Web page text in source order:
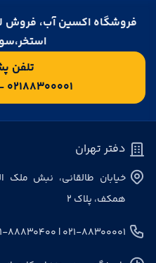
فروشگاه اکسین آب، فروش
تلفن
۰۲۱۸۸۳۰۰۰۰۱ - ۰۲۱۸۸۸۳۰۴۰۰
دفتر تهران
خیابان طالقانی، نبش ملک
همکف، پلاک ۲
۰۲۱-۸۸۳۰۰۰۰۱ | ۰۲۱-۸۸۸۳۰۴۰۰